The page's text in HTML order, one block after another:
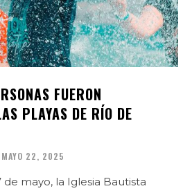
FUERON
PLAYAS DE RÍO DE
MAYO 22, 2025
de mayo, la Iglesia Bautista